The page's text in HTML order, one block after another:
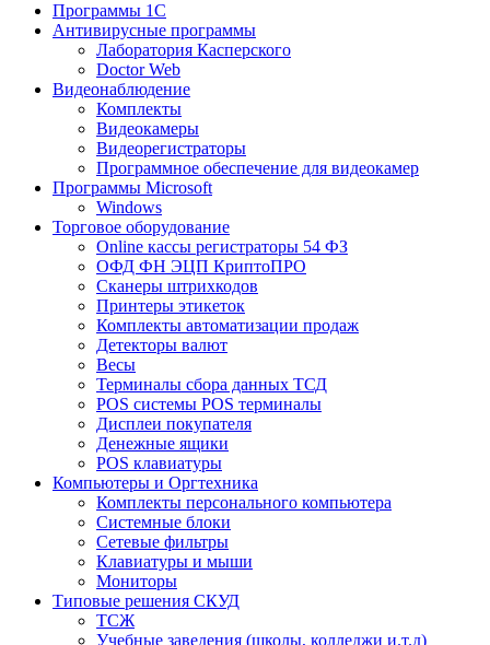
Программы 1С
Антивирусные программы
Лаборатория Касперского
Doctor Web
Видеонаблюдение
Комплекты
Видеокамеры
Видеорегистраторы
Программное обеспечение для видеокамер
Программы Microsoft
Windows
Торговое оборудование
Online кассы регистраторы 54 ФЗ
ОФД ФН ЭЦП КриптоПРО
Сканеры штрихкодов
Принтеры этикеток
Комплекты автоматизации продаж
Детекторы валют
Весы
Терминалы сбора данных ТСД
POS системы POS терминалы
Дисплеи покупателя
Денежные ящики
POS клавиатуры
Компьютеры и Оргтехника
Комплекты персонального компьютера
Системные блоки
Сетевые фильтры
Клавиатуры и мыши
Мониторы
Типовые решения СКУД
ТСЖ
Учебные заведения (школы, колледжи и.т.д)